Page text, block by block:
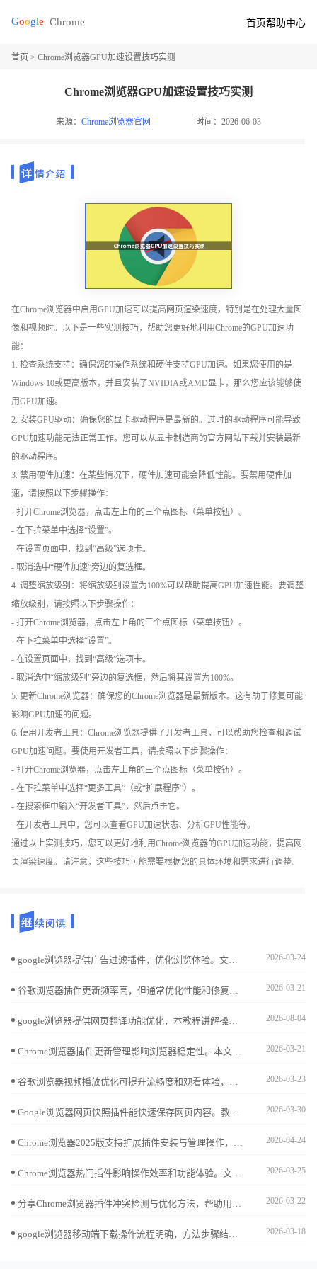
首页帮助中心
首页 > Chrome浏览器GPU加速设置技巧实测
Chrome浏览器GPU加速设置技巧实测
来源：Chrome浏览器官网 时间：2026-06-03
在Chrome浏览器中启用GPU加速可以提高网页渲染速度，特别是在处理大量图
像和视频时。以下是一些实测技巧，帮助您更好地利用Chrome的GPU加速功
能：
1. 检查系统支持：确保您的操作系统和硬件支持GPU加速。如果您使用的是
Windows 10或更高版本，并且安装了NVIDIA或AMD显卡，那么您应该能够使
用GPU加速。
2. 安装GPU驱动：确保您的显卡驱动程序是最新的。过时的驱动程序可能导致
GPU加速功能无法正常工作。您可以从显卡制造商的官方网站下载并安装最新
的驱动程序。
3. 禁用硬件加速：在某些情况下，硬件加速可能会降低性能。要禁用硬件加
速，请按照以下步骤操作：
- 打开Chrome浏览器，点击左上角的三个点图标（菜单按钮）。
- 在下拉菜单中选择“设置”。
- 在设置页面中，找到“高级”选项卡。
- 取消选中“硬件加速”旁边的复选框。
4. 调整缩放级别：将缩放级别设置为100%可以帮助提高GPU加速性能。要调整
缩放级别，请按照以下步骤操作：
- 打开Chrome浏览器，点击左上角的三个点图标（菜单按钮）。
- 在下拉菜单中选择“设置”。
- 在设置页面中，找到“高级”选项卡。
- 取消选中“缩放级别”旁边的复选框，然后将其设置为100%。
5. 更新Chrome浏览器：确保您的Chrome浏览器是最新版本。这有助于修复可能
影响GPU加速的问题。
6. 使用开发者工具：Chrome浏览器提供了开发者工具，可以帮助您检查和调试
GPU加速问题。要使用开发者工具，请按照以下步骤操作：
- 打开Chrome浏览器，点击左上角的三个点图标（菜单按钮）。
- 在下拉菜单中选择“更多工具”（或“扩展程序”）。
- 在搜索框中输入“开发者工具”，然后点击它。
- 在开发者工具中，您可以查看GPU加速状态、分析GPU性能等。
通过以上实测技巧，您可以更好地利用Chrome浏览器的GPU加速功能，提高网
页渲染速度。请注意，这些技巧可能需要根据您的具体环境和需求进行调整。
google浏览器提供广告过滤插件，优化浏览体验。文章介绍插件安装和设置技巧，帮助用户屏蔽广告，实现清爽上网环境。 2026-03-24
谷歌浏览器插件更新频率高，但通常优化性能和修复问题，对使用体验影响较小，保持功能稳定。 2026-03-21
google浏览器提供网页翻译功能优化，本教程讲解操作技巧，帮助用户提升多语言浏览效率，实现流畅便捷的网页访问体验。 2026-08-04
Chrome浏览器插件更新管理影响浏览器稳定性。本文提供详细操作流程和优化方法，帮助用户高效维护插件，保证浏览器功能正常运行。 2026-03-21
谷歌浏览器视频播放优化可提升流畅度和观看体验，本文全面分析操作效果，帮助用户实现高清视频顺畅播放。 2026-03-23
Google浏览器网页快照插件能快速保存网页内容。教程详细讲解安装、使用步骤及操作技巧，实现高效网页内容保存。 2026-03-30
Chrome浏览器2025版支持扩展插件安装与管理操作，用户可高效配置插件功能，保障安全使用和操作便捷性。 2026-04-24
Chrome浏览器热门插件影响操作效率和功能体验。文章提供实用测评报告，帮助用户科学选择插件，实现高效使用体验。 2026-03-25
分享Chrome浏览器插件冲突检测与优化方法，帮助用户解决插件兼容问题，保证浏览器扩展稳定运行。 2026-03-22
google浏览器移动端下载操作流程明确，方法步骤结合经验提示，帮助用户快速完成下载安装并获得流畅使用体验。 2026-03-18